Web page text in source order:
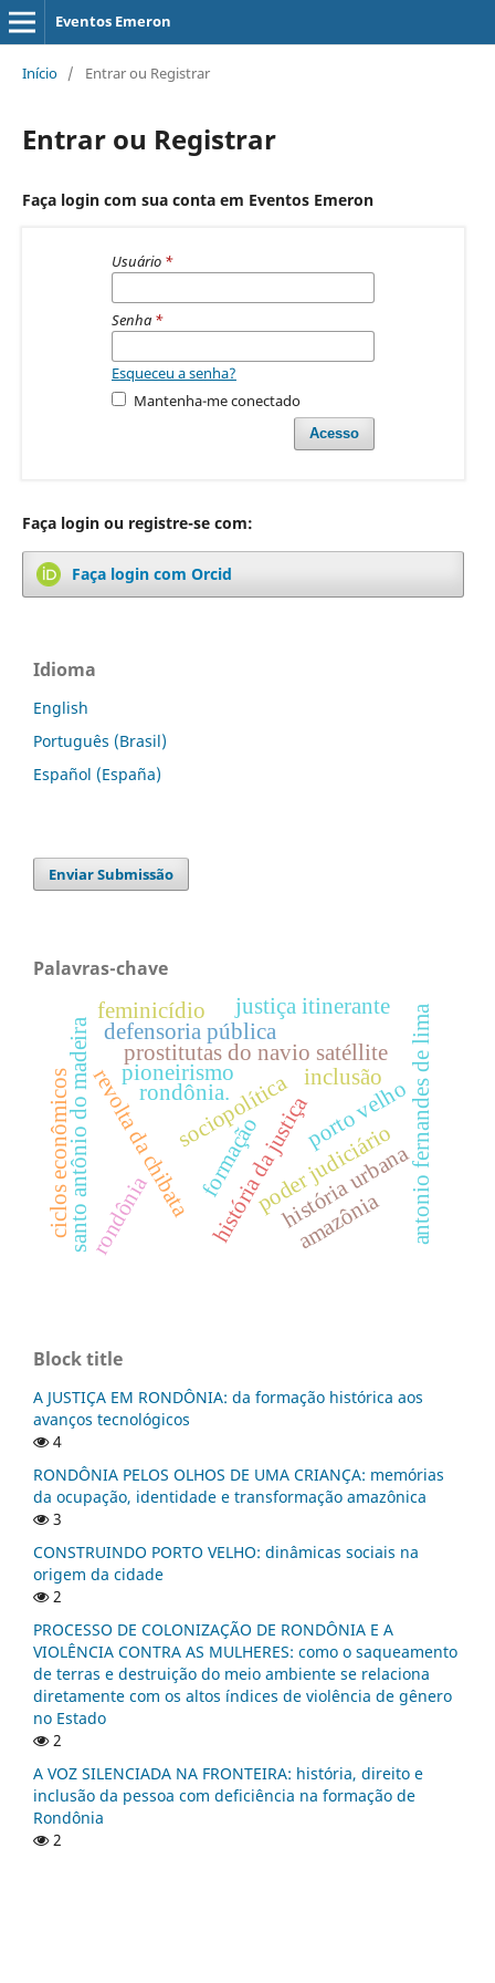
Eventos Emeron
Início / Entrar ou Registrar
Entrar ou Registrar
Faça login com sua conta em Eventos Emeron
Usuário *
Senha *
Esqueceu a senha?
Mantenha-me conectado
Acesso
Faça login ou registre-se com:
Faça login com Orcid
Idioma
English
Português (Brasil)
Español (España)
Enviar Submissão
Palavras-chave
poder judiciário
sociopolítica
pioneirismo
revolta da chibata
prostitutas do navio satéllite
santo antônio do madeira formação
ciclos econômicos rondônia. antonio fernandes de lima
história da justiça
defensoria pública
história urbana
porto velho
amazônia
justiça itinerante
inclusão
rondônia
feminicídio
Block title
A JUSTIÇA EM RONDÔNIA: da formação histórica aos
avanços tecnológicos
4
RONDÔNIA PELOS OLHOS DE UMA CRIANÇA: memórias
da ocupação, identidade e transformação amazônica
3
CONSTRUINDO PORTO VELHO: dinâmicas sociais na
origem da cidade
2
PROCESSO DE COLONIZAÇÃO DE RONDÔNIA E A
VIOLÊNCIA CONTRA AS MULHERES: como o saqueamento
de terras e destruição do meio ambiente se relaciona
diretamente com os altos índices de violência de gênero
no Estado
2
A VOZ SILENCIADA NA FRONTEIRA: história, direito e
inclusão da pessoa com deficiência na formação de
Rondônia
2